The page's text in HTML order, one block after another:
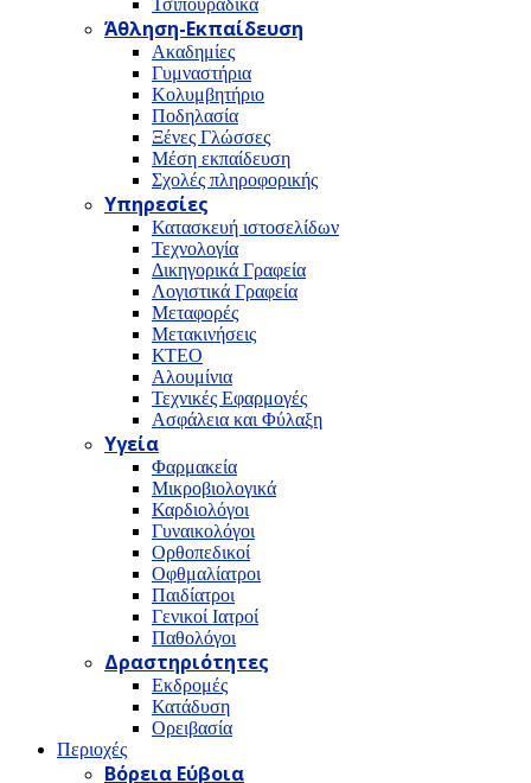
Τσιπουράδικα
Άθληση-Εκπαίδευση
Ακαδημίες
Γυμναστήρια
Κολυμβητήριο
Ποδηλασία
Ξένες Γλώσσες
Μέση εκπαίδευση
Σχολές πληροφορικής
Υπηρεσίες
Κατασκευή ιστοσελίδων
Τεχνολογία
Δικηγορικά Γραφεία
Λογιστικά Γραφεία
Μεταφορές
Μετακινήσεις
ΚΤΕΟ
Αλουμίνια
Τεχνικές Εφαρμογές
Ασφάλεια και Φύλαξη
Υγεία
Φαρμακεία
Μικροβιολογικά
Καρδιολόγοι
Γυναικολόγοι
Ορθοπεδικοί
Οφθμαλίατροι
Παιδίατροι
Γενικοί Ιατροί
Παθολόγοι
Δραστηριότητες
Εκδρομές
Κατάδυση
Ορειβασία
Περιοχές
Βόρεια Εύβοια